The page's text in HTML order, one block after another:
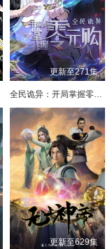
更新至271集
全民诡异：开局掌握零元购·动态漫画
更新至629集